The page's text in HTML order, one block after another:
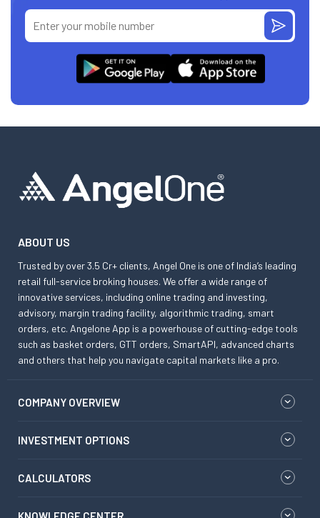
ABOUT US
Trusted by over 3.5 Cr+ clients, Angel One is one of India’s leading
retail full-service broking houses. We offer a wide range of
innovative services, including online trading and investing,
advisory, margin trading facility, algorithmic trading, smart
orders, etc. Angelone App is a powerhouse of cutting-edge tools
such as basket orders, GTT orders, SmartAPI, advanced charts
and others that help you navigate capital markets like a pro.
COMPANY OVERVIEW
INVESTMENT OPTIONS
CALCULATORS